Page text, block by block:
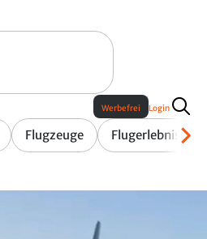
Flugzeuge Flugerlebnis
Werbefrei Login